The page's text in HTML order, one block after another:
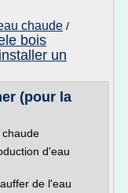
chaude /
bois
installer un
(pour la
d'eau
de l'eau